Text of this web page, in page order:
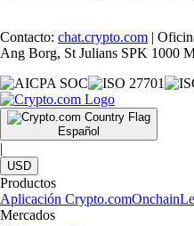
Contacto: chat.crypto.com |
Ang Borg, St Julians SPK 1000
Español
|
USD
Productos
Aplicación Crypto.comOnchain
Mercados